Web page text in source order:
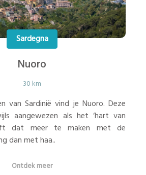
Sardegna
Nuoro
30 km
van Sardinië vind je Nuoro. Deze
aangewezen als het ‘hart van
dat meer te maken met de
dan met haa..
Ontdek meer